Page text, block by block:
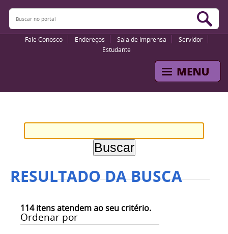
Buscar no portal
Fale Conosco Endereços Sala de Imprensa
Servidor
Estudante
RESULTADO DA BUSCA
114itens atendem ao seu critério.
Ordenar por